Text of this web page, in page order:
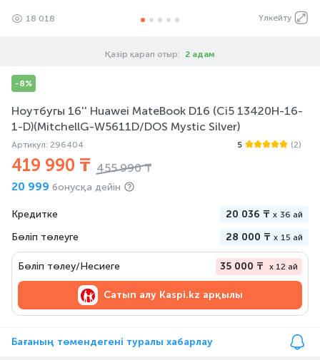
Үлкейту
18 018
Қазір қарап отыр: 2 адам
-8%
Ноутбугы 16'' Huawei MateBook D16 (Ci5 13420H-16-
1-D)(MitchellG-W5611D/DOS Mystic Silver)
Артикул: 296404 5 (2)
419 990 ₸ 455 990 ₸
20 999 бонусқа дейін
Кредитке 20 036 ₸ x 36 ай
Бөліп төлеуге 28 000 ₸ x 15 ай
Бөліп төлеу/Несиеге 35 000 ₸ x 12 ай
Сатып алуKaspi.kz арқылы
Бағаның төмендегені туралы хабарлау